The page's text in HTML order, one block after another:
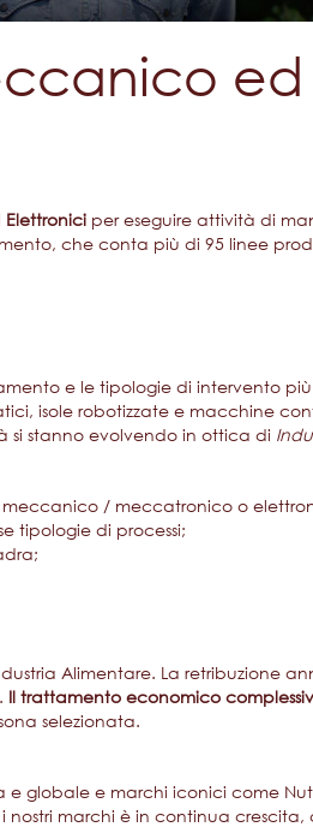
ed
per eseguire attività di
che conta più di 95 linee
e le tipologie di intervento
isole robotizzate e macchine
si stanno evolvendo in ottica di
/ meccatronico o
tipologie di processi;
Alimentare. La retribuzione
Il trattamento economico
selezionata.
e globale e marchi iconici come
nostri marchi è in continua